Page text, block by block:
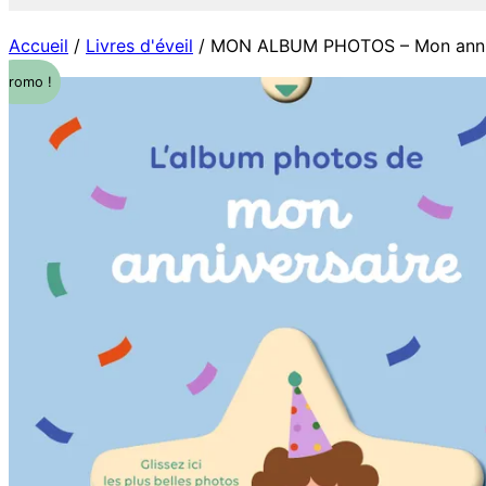
Accueil / Livres d'éveil / MON ALBUM PHOTOS – Mon
Promo !